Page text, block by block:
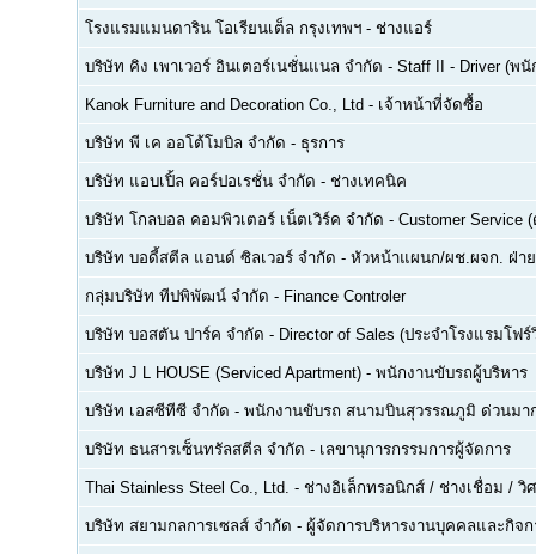
โรงแรมแมนดาริน โอเรียนเต็ล กรุงเทพฯ - ช่างแอร์
บริษัท คิง เพาเวอร์ อินเตอร์เนชั่นแนล จำกัด - Staff II - Driver (พ
Kanok Furniture and Decoration Co., Ltd - เจ้าหน้าที่จัดซื้อ
บริษัท พี เค ออโต้โมบิล จำกัด - ธุรการ
บริษัท แอบเปิ้ล คอร์ปอเรชั่น จำกัด - ช่างเทคนิค
บริษัท โกลบอล คอมพิวเตอร์ เน็ตเวิร์ค จำกัด - Customer Service
บริษัท บอดี้สตีล แอนด์ ซิลเวอร์ จำกัด - หัวหน้าแผนก/ผช.ผจก. ฝ่า
กลุ่มบริษัท ทีปพิพัฒน์ จำกัด - Finance Controler
บริษัท บอสตัน ปาร์ค จำกัด - Director of Sales (ประจำโรงแรมโ
บริษัท J L HOUSE (Serviced Apartment) - พนักงานขับรถผู้บริหาร
บริษัท เอสซีทีซี จำกัด - พนักงานขับรถ สนามบินสุวรรณภูมิ ด่วนมา
บริษัท ธนสารเซ็นทรัลสตีล จำกัด - เลขานุการกรรมการผู้จัดการ
Thai Stainless Steel Co., Ltd. - ช่างอิเล็กทรอนิกส์ / ช่างเชื่อม / วิ
บริษัท สยามกลการเซลส์ จำกัด - ผู้จัดการบริหารงานบุคคลและกิจก